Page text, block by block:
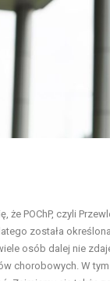
że POChP, czyli
została
osób dalej nie
chorobowych. W tym